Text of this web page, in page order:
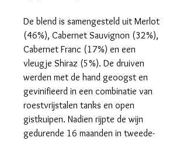
De blend is samengesteld uit Merlot
(46%), Cabernet Sauvignon (32%),
Cabernet Franc (17%) en een
vleugje Shiraz (5%). De druiven
werden met de hand geoogst en
gevinifieerd in een combinatie van
roestvrijstalen tanks en open
gistkuipen. Nadien rijpte de wijn
gedurende 16 maanden in tweede-